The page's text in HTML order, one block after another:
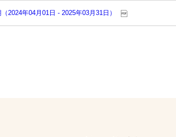
2024年04月01日 - 2025年03月31日）